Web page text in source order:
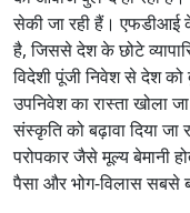
सेकी जा रही हैं। एफडीआई के
है, जिससे देश के छोटे
विदेशी पूंजी निवेश से देश को
उपनिवेश का रास्ता खोला
संस्कृति को बढ़ावा दिया
परोपकार जैसे मूल्य बेमानी
पैसा और भोग-विलास सबसे